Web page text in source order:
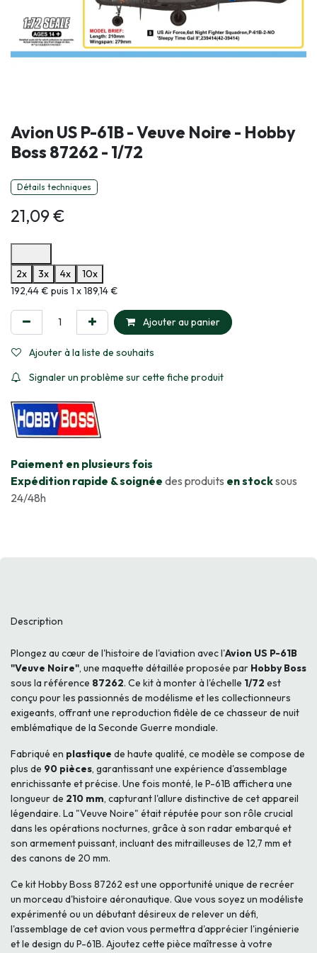
Avion US P-61B - Veuve Noire - Hobby
Boss 87262 - 1/72
Détails techniques
21,09€
2x
3x 4x
10x
Informations sur le plan de paiement sélectionné
192,44 € puis 1 x 189,14 €
Ajouter au panier
Ajouter à la liste de souhaits
Signaler un problème sur cette fiche produit
​Paiement en plusieurs fois
Expédition rapide & soignée des produits en stocksous
24/48h
Description
Plongez au cœur de l'histoire de l'aviation avec l'Avion US P-61B
"Veuve Noire", une maquette détaillée proposée par Hobby Boss
sous la référence 87262. Ce kit à monter à l'échelle 1/72 est
conçu pour les passionnés de modélisme et les collectionneurs
exigeants, offrant une reproduction fidèle de ce chasseur de nuit
emblématique de la Seconde Guerre mondiale.
Fabriqué en plastique de haute qualité, ce modèle se compose de
plus de 90 pièces, garantissant une expérience d'assemblage
enrichissante et précise. Une fois monté, le P-61B affichera une
longueur de 210 mm, capturant l'allure distinctive de cet appareil
légendaire. La "Veuve Noire" était réputée pour son rôle crucial
dans les opérations nocturnes, grâce à son radar embarqué et
son armement puissant, incluant des mitrailleuses de 12,7 mm et
des canons de 20 mm.
Ce kit Hobby Boss 87262 est une opportunité unique de recréer
un morceau d'histoire aéronautique. Que vous soyez un modéliste
expérimenté ou un débutant désireux de relever un défi,
l'assemblage de cet avion vous permettra d'apprécier l'ingénierie
et le design du P-61B. Ajoutez cette pièce maîtresse à votre